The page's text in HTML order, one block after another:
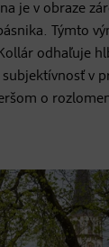
je v obraze
Týmto
odhaľuje
v
o